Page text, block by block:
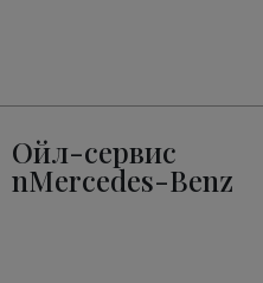
Ойл-сервис
nMercedes-Benz